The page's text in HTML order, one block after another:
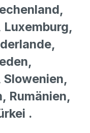
Rumänien,
.